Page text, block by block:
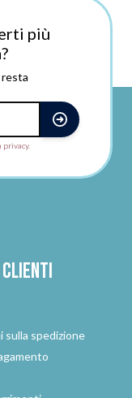
più
clienti
sulla spedizione